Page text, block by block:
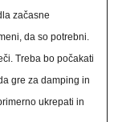
začasne
da so potrebni.
Treba bo počakati
gre za damping in
ukrepati in